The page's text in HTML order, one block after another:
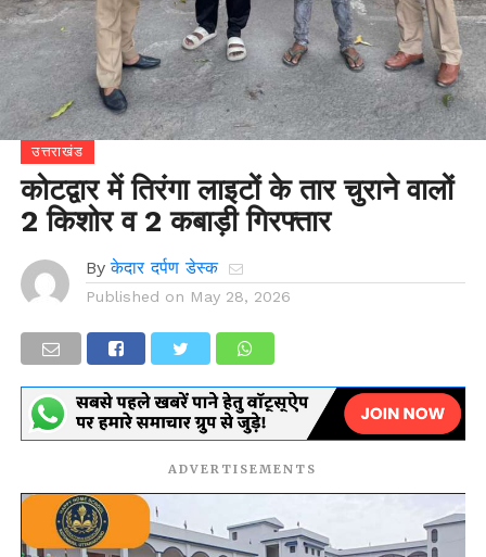
उत्तराखंड
कोटद्वार में तिरंगा लाइटों के तार चुराने वालों
2 किशोर व 2 कबाड़ी गिरफ्तार
By केदार दर्पण डेस्क
Published on May 28, 2026
ADVERTISEMENTS